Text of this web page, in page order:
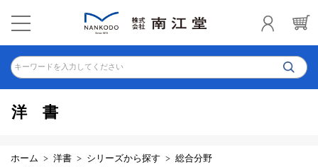
キーワードを入力してください
洋書
ホーム 洋書 シリーズから探す 総合分野